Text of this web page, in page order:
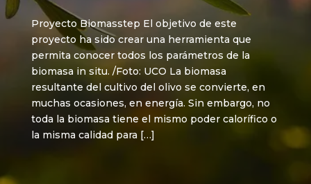
Proyecto Biomasstep El objetivo de este
proyecto ha sido crear una herramienta que
permita conocer todos los parámetros de la
biomasa in situ. /Foto: UCO La biomasa
resultante del cultivo del olivo se convierte, en
muchas ocasiones, en energía. Sin embargo, no
toda la biomasa tiene el mismo poder calorífico o
la misma calidad para […]